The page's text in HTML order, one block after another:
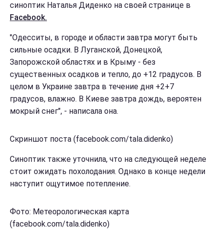
синоптик Наталья Диденко на своей странице в
Facebook.
"Одесситы, в городе и области завтра могут быть
сильные осадки. В Луганской, Донецкой,
Запорожской областях и в Крыму - без
существенных осадков и тепло, до +12 градусов. В
целом в Украине завтра в течение дня +2+7
градусов, влажно. В Киеве завтра дождь, вероятен
мокрый снег", - написала она.
Скриншот поста (facebook.com/tala.didenko)
Синоптик также уточнила, что на следующей неделе
стоит ожидать похолодания. Однако в конце недели
наступит ощутимое потепление.
Фото: Метеорологическая карта
(facebook.com/tala.didenko)